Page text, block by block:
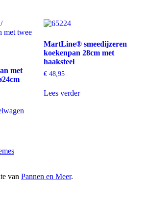
met
MartLine® smeedijzeren
koekenpan 28cm met
haaksteel
€48,95
Lees verder
van Pannen en Meer.